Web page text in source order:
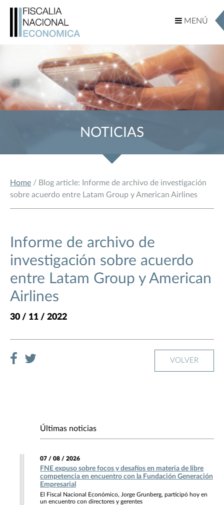
MENÚ
MENÚ
NOTICIAS
Home / Blog article: Informe de archivo de investigación
sobre acuerdo entre Latam Group y American Airlines
Informe de archivo de
investigación sobre acuerdo
entre Latam Group y American
Airlines
30 / 11 / 2022
VOLVER
Últimas noticias
07 / 08 / 2026
FNE expuso sobre focos y desafíos en materia de libre
competencia en encuentro con la Fundación Generación
Empresarial
El Fiscal Nacional Económico, Jorge Grunberg, participó hoy en
un encuentro con directores y gerentes